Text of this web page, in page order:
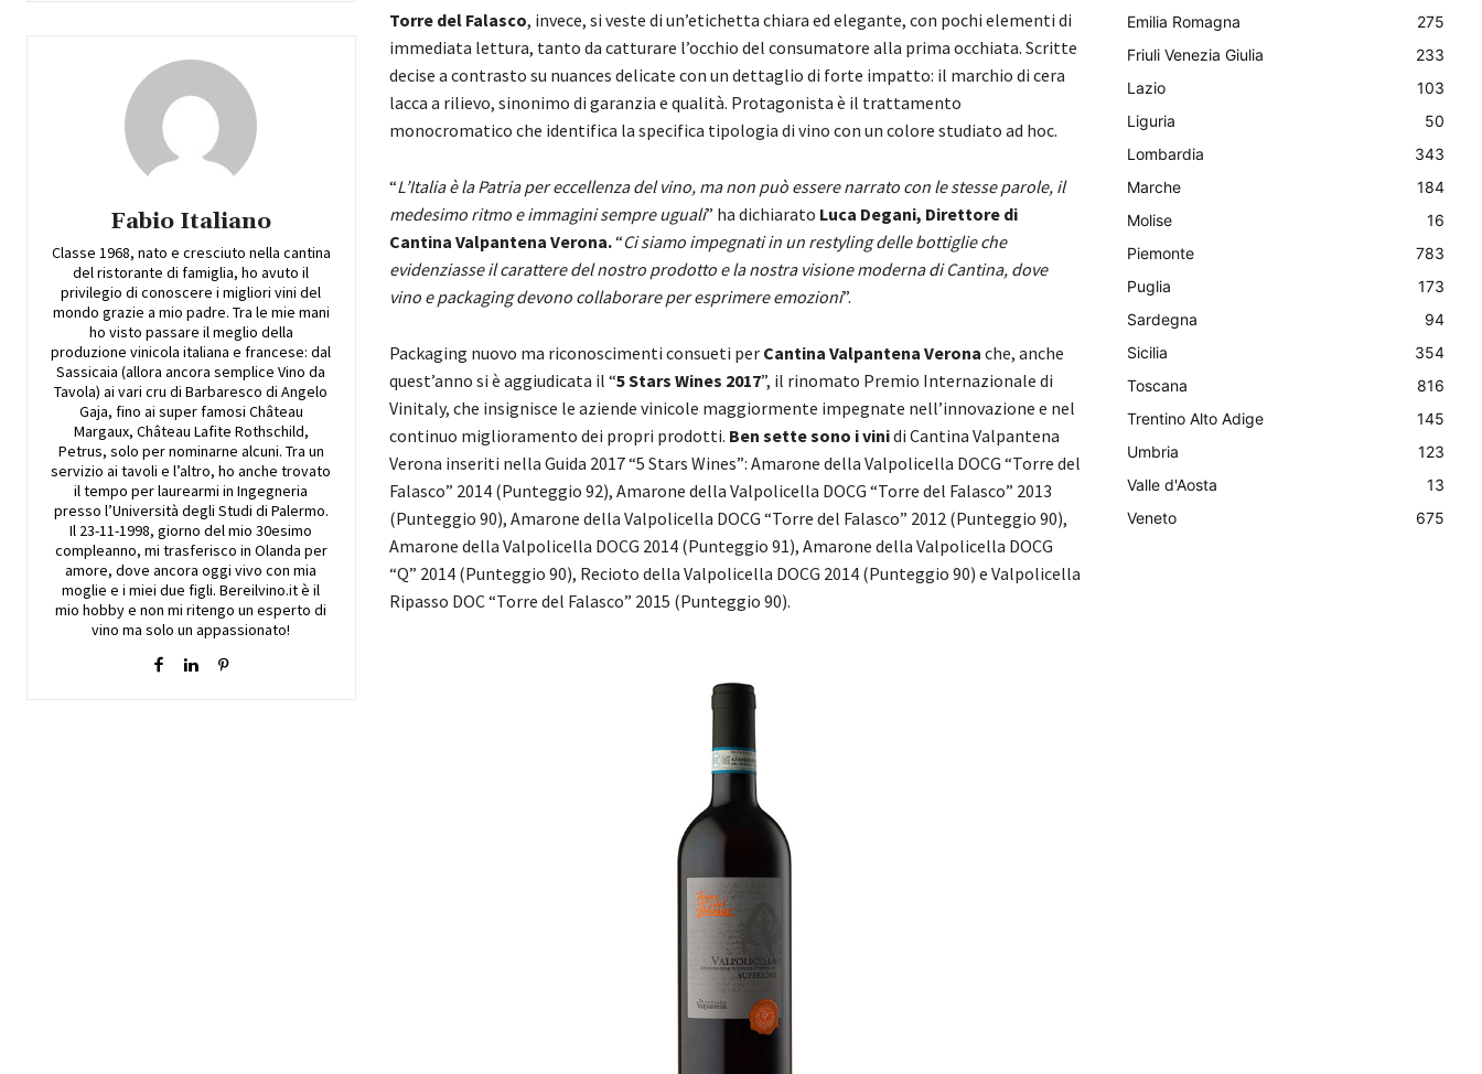
Fabio Italiano
Classe 1968, nato e cresciuto nella cantina
del ristorante di famiglia, ho avuto il
privilegio di conoscere i migliori vini del
mondo grazie a mio padre. Tra le mie mani
ho visto passare il meglio della
produzione vinicola italiana e francese: dal
Sassicaia (allora ancora semplice Vino da
Tavola) ai vari cru di Barbaresco di Angelo
Gaja, fino ai super famosi Château
Margaux, Château Lafite Rothschild,
Petrus, solo per nominarne alcuni. Tra un
servizio ai tavoli e l’altro, ho anche trovato
il tempo per laurearmi in Ingegneria
presso l’Università degli Studi di Palermo.
Il 23-11-1998, giorno del mio 30esimo
compleanno, mi trasferisco in Olanda per
amore, dove ancora oggi vivo con mia
moglie e i miei due figli. Bereilvino.it è il
mio hobby e non mi ritengo un esperto di
vino ma solo un appassionato!
Torre del Falasco, invece, si veste di un’etichetta chiara ed elegante, con pochi elementi di
immediata lettura, tanto da catturare l’occhio del consumatore alla prima occhiata. Scritte
decise a contrasto su nuances delicate con un dettaglio di forte impatto: il marchio di cera
lacca a rilievo, sinonimo di garanzia e qualità. Protagonista è il trattamento
monocromatico che identifica la specifica tipologia di vino con un colore studiato ad hoc.
“L’Italia è la Patria per eccellenza del vino, ma non può essere narrato con le stesse parole, il
medesimo ritmo e immagini sempre uguali” ha dichiarato Luca Degani, Direttore di
Cantina Valpantena Verona.“Ci siamo impegnati in un restyling delle bottiglie che
evidenziasse il carattere del nostro prodotto e la nostra visione moderna di Cantina, dove
vino e packaging devono collaborare per esprimere emozioni”.
Packaging nuovo ma riconoscimenti consueti per Cantina Valpantena Verona che, anche
quest’anno si è aggiudicata il “5 Stars Wines 2017”, il rinomato Premio Internazionale di
Vinitaly, che insignisce le aziende vinicole maggiormente impegnate nell’innovazione e nel
continuo miglioramento dei propri prodotti. Ben sette sono i vinidi Cantina Valpantena
Verona inseriti nella Guida 2017 “5 Stars Wines”: Amarone della Valpolicella DOCG “Torre del
Falasco” 2014 (Punteggio 92), Amarone della Valpolicella DOCG “Torre del Falasco” 2013
(Punteggio 90), Amarone della Valpolicella DOCG “Torre del Falasco” 2012 (Punteggio 90),
Amarone della Valpolicella DOCG 2014 (Punteggio 91), Amarone della Valpolicella DOCG
“Q” 2014 (Punteggio 90), Recioto della Valpolicella DOCG 2014 (Punteggio 90) e Valpolicella
Ripasso DOC “Torre del Falasco” 2015 (Punteggio 90).
Emilia Romagna
275
Friuli Venezia Giulia
233
Lazio
103
Liguria
50
Lombardia
343
Marche
184
Molise
16
Piemonte
783
Puglia
173
Sardegna
94
Sicilia
354
Toscana
816
Trentino Alto Adige
145
Umbria
123
Valle d'Aosta
13
Veneto
675